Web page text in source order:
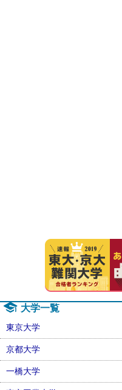
大学一覧
東京大学
京都大学
一橋大学